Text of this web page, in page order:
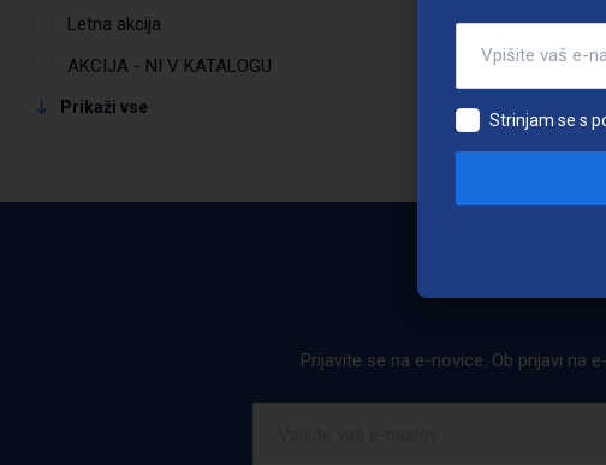
Letna akcija
AKCIJA - NI V KATALOGU
Prikaži vse
Prijavite se na e-novice. Ob prijavi na
Strinjam se s